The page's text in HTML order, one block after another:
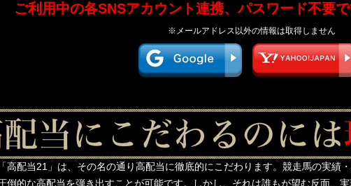
ご利用中の各SNSアカウント連携、パスワード不要
※メールアドレス以外の情報は取得しません
高配当21」は、その名の通り高配当に徹底的にこだわります。競走馬の実績
倒的な高配当を弾き出すことが可能です。しかし、それは誰もが望む反面、